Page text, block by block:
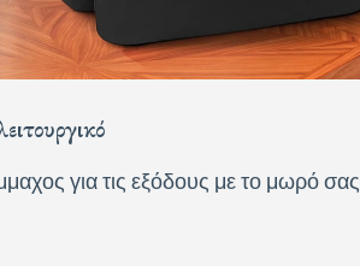
για τις εξόδους με το μωρό σας